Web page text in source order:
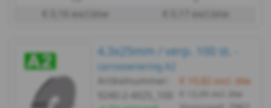
9500
9510
WS
€ 0,16 excl.btw
€ 0,17 excl.btw
4.3x25mm / verp. 100 st. -
carrosseriering A2
Artikelnummer:
€ 10,82 excl. btw
incl. btw